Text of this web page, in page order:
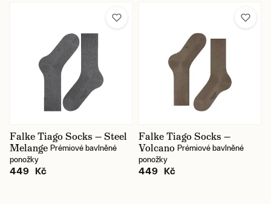
Falke Tiago Socks — Steel
Melange Prémiové bavlněné
ponožky
449 Kč
Falke Tiago Socks —
Volcano Prémiové bavlněné
ponožky
449 Kč